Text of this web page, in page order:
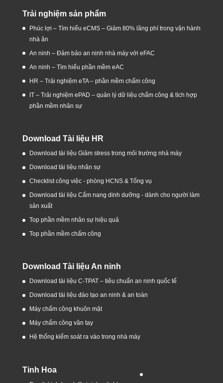
Trải nghiệm sản phẩm
Phúc lợi – Tìm hiểu eCMS – Giảm 80% lãng phí trong vận hành
nhà ăn
An ninh – Đảm bảo an ninh nhà máy với eFAC
An ninh – Tìm hiểu phần mềm eAC
HR – Trải nghiệm eTA – phần mềm chấm công
IT – Trải nghiệm ePAD – quản lý dữ liệu chấm công & tích hợp
phần mềm nhân sự
Download Tài liệu HR
Download tài liệu Giảm stress trong môi trường nhà máy
Download tài liệu nhân sự
Checklist công việc - phòng HCNS & Tổng vụ
Download tài liệu Cẩm nang dinh dưỡng - dành cho người làm
sản xuất
Top phần mềm nhân sự hiệu quả
Top phần mềm chấm công
Download Tài liệu An ninh
Download tài liệu C-TPAT – tiêu chuẩn an ninh quốc tế
Download tài liệu đào tạo an ninh & an toàn
Máy chấm công khuôn mặt
Máy chấm công vân tay
Hệ thống kiểm soát ra vào trong nhà máy
Tinh Hoa